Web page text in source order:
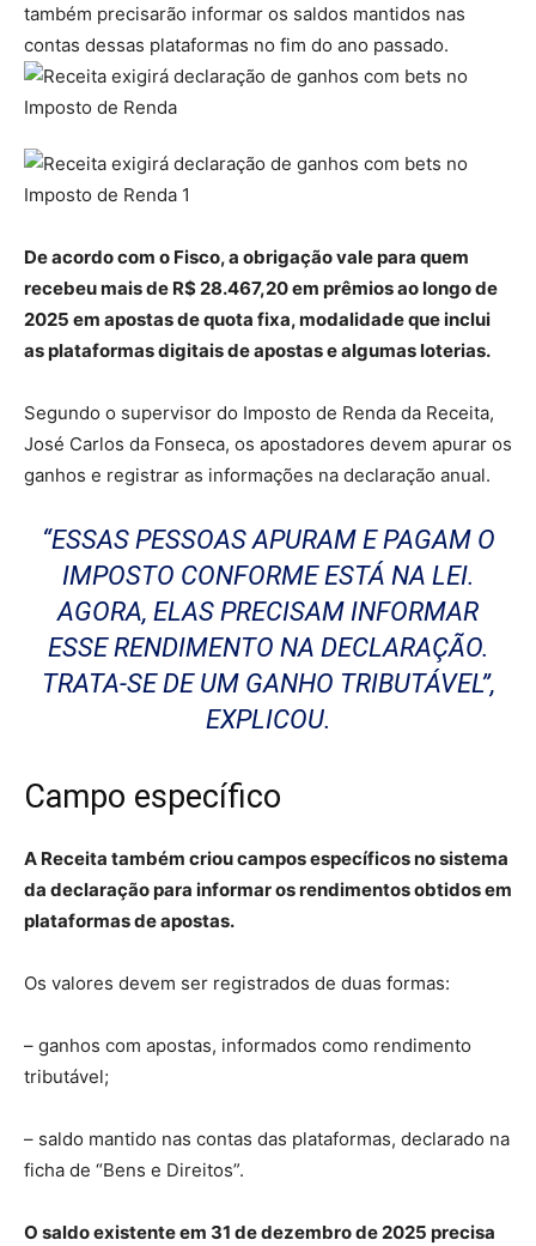
também precisarão informar os saldos mantidos nas
contas dessas plataformas no fim do ano passado.
De acordo com o Fisco, a obrigação vale para quem
recebeu mais de R$ 28.467,20 em prêmios ao longo de
2025 em apostas de quota fixa, modalidade que inclui
as plataformas digitais de apostas e algumas loterias.
Segundo o supervisor do Imposto de Renda da Receita,
José Carlos da Fonseca, os apostadores devem apurar os
ganhos e registrar as informações na declaração anual.
“ESSAS PESSOAS APURAM E PAGAM O
IMPOSTO CONFORME ESTÁ NA LEI.
AGORA, ELAS PRECISAM INFORMAR
ESSE RENDIMENTO NA DECLARAÇÃO.
TRATA-SE DE UM GANHO TRIBUTÁVEL”,
EXPLICOU.
Campo específico
A Receita também criou campos específicos no sistema
da declaração para informar os rendimentos obtidos em
plataformas de apostas.
Os valores devem ser registrados de duas formas:
– ganhos com apostas, informados como rendimento
tributável;
– saldo mantido nas contas das plataformas, declarado na
ficha de “Bens e Direitos”.
O saldo existente em 31 de dezembro de 2025 precisa